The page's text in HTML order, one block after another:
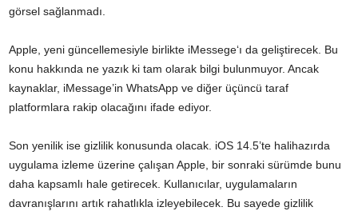
görsel sağlanmadı.
Apple, yeni güncellemesiyle birlikte iMessege‘ı da geliştirecek. Bu
konu hakkında ne yazık ki tam olarak bilgi bulunmuyor. Ancak
kaynaklar, iMessage’in WhatsApp ve diğer üçüncü taraf
platformlara rakip olacağını ifade ediyor.
Son yenilik ise gizlilik konusunda olacak. iOS 14.5’te halihazırda
uygulama izleme üzerine çalışan Apple, bir sonraki sürümde bunu
daha kapsamlı hale getirecek. Kullanıcılar, uygulamaların
davranışlarını artık rahatlıkla izleyebilecek. Bu sayede gizlilik